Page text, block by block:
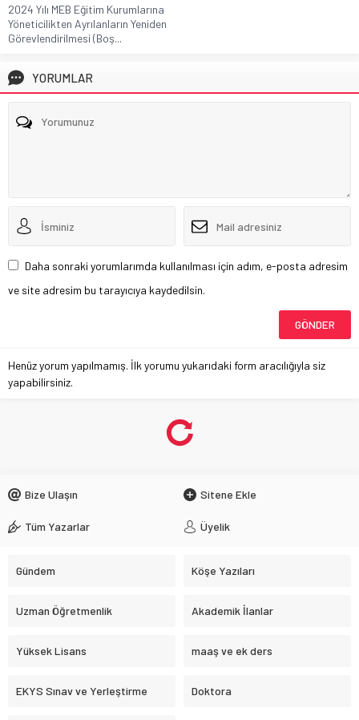
2024 Yılı MEB Eğitim Kurumlarına
Yöneticilikten Ayrılanların Yeniden
Görevlendirilmesi (Boş...
YORUMLAR
Daha sonraki yorumlarımda kullanılması için adım, e-posta adresim
ve site adresim bu tarayıcıya kaydedilsin.
Henüz yorum yapılmamış. İlk yorumu yukarıdaki form aracılığıyla siz
yapabilirsiniz.
Seçimlerde Yasak ve Cezalar
Seçimlerde Yasak ve Cezalar Hakkında Bilinmesi